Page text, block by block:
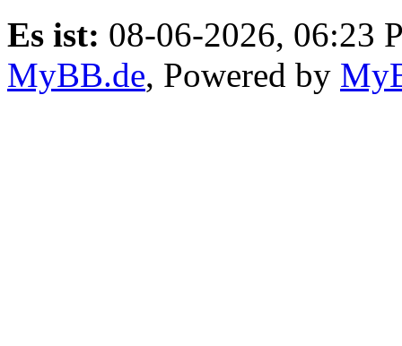
Es ist: 08-06-2026, 06:23
MyBB.de, Powered by